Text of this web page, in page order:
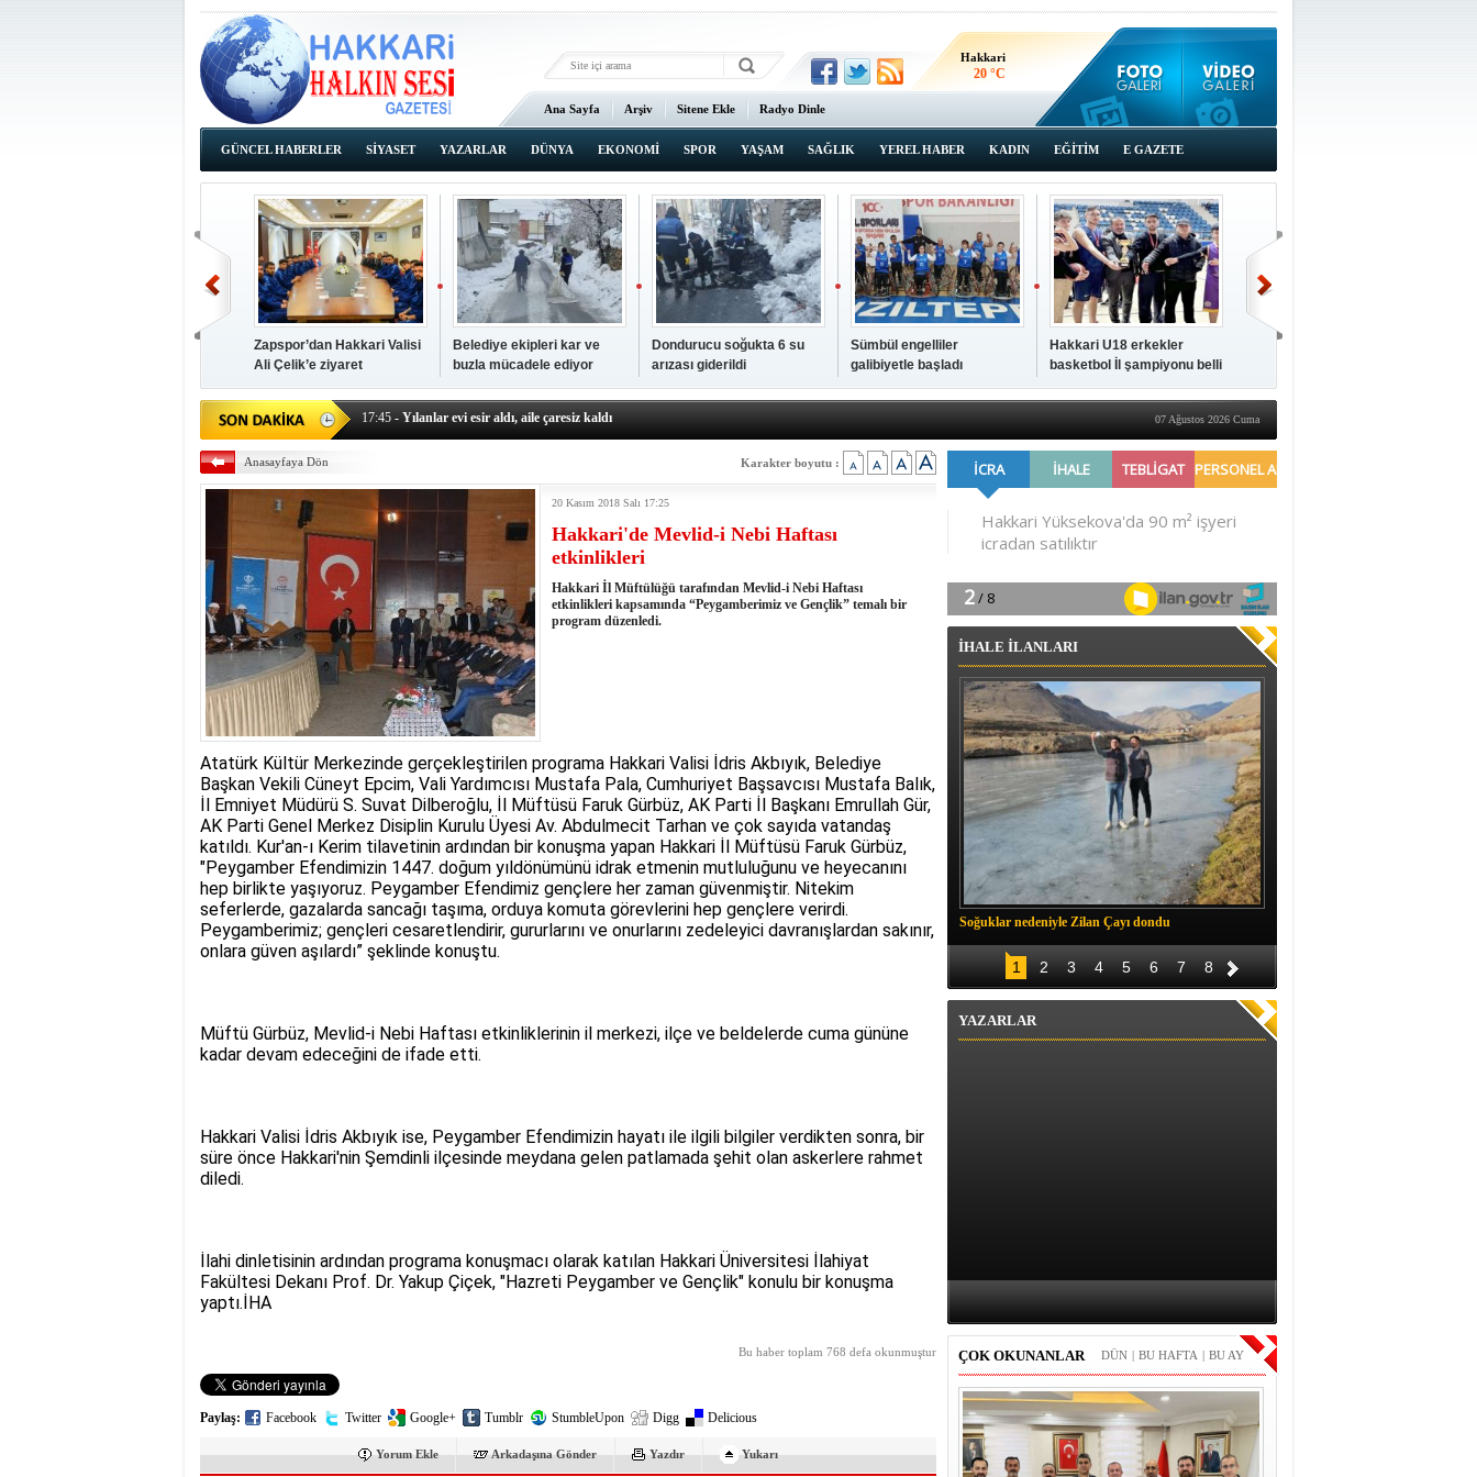
Hakkari
20 °C
Ana Sayfa Arşiv Sitene Ekle Radyo Dinle
GÜNCEL HABERLER SİYASET YAZARLAR DÜNYA EKONOMİ SPOR YAŞAM SAĞLIK YEREL HABER KADIN EĞİTİM E GAZETE
Zapspor’dan Hakkari Valisi
Ali Çelik’e ziyaret
Belediye ekipleri kar ve
buzla mücadele ediyor
Dondurucu soğukta 6 su
arızası giderildi
Sümbül engelliler
galibiyetle başladı
Hakkari U18 erkekler
basketbol İl şampiyonu belli
oldu
Toplantısı yapıldı
17:45 - Yılanlar evi esir aldı, aile çaresiz kaldı
17:43- Hakkari Cumhuriyet Başsavcısı Ufuk Turan görevine başladı
17:37- Başkan Büyüksu: Gençlerimiz için geleceğe yatırım yapıyoruz
17:35- Hakkari'ye Raftingde Çifte Gurur
17:32
- Dağcı Yüksel Işık'ın izini köylüler buldu
17:30
- Hayvanlar Şarbona karşı aşılanıyor
17:27- Hakkari'de yaz ortasında kış manzarası
19:22- Cennet-Cehennem Vadisi'nde tarihi güreş finali
19:19- CHP Hakkari ve 26 il başkanını görevden aldı
19:17 - Cennet Cehennem Vadisi'nde şampiyonluk mücadelesi start aldı
19:13- Bakan Yardımcısı Çelik, Aşiret Lideri Keskin'i ziyaret etti
19:10- Hakkari'de 503 kilogram Esrar ele geçirildi
19:08- Bakan Yardımcısı Ali Çelik Hakkari’de sevgi seli
07 Ağustos 2026 Cuma
Anasayfaya Dön Karakter boyutu :
20 Kasım 2018 Salı 17:25
Hakkari'de Mevlid-i Nebi Haftası
etkinlikleri
Hakkari İl Müftülüğü tarafından Mevlid-i Nebi Haftası
etkinlikleri kapsamında “Peygamberimiz ve Gençlik” temalı bir
program düzenledi.
Atatürk Kültür Merkezinde gerçekleştirilen programa Hakkari Valisi İdris Akbıyık, Belediye
Başkan Vekili Cüneyt Epcim, Vali Yardımcısı Mustafa Pala, Cumhuriyet Başsavcısı Mustafa Balık,
İl Emniyet Müdürü S. Suvat Dilberoğlu, İl Müftüsü Faruk Gürbüz, AK Parti İl Başkanı Emrullah Gür,
AK Parti Genel Merkez Disiplin Kurulu Üyesi Av. Abdulmecit Tarhan ve çok sayıda vatandaş
katıldı. Kur'an-ı Kerim tilavetinin ardından bir konuşma yapan Hakkari İl Müftüsü Faruk Gürbüz,
"Peygamber Efendimizin 1447. doğum yıldönümünü idrak etmenin mutluluğunu ve heyecanını
hep birlikte yaşıyoruz. Peygamber Efendimiz gençlere her zaman güvenmiştir. Nitekim
seferlerde, gazalarda sancağı taşıma, orduya komuta görevlerini hep gençlere verirdi.
Peygamberimiz; gençleri cesaretlendirir, gururlarını ve onurlarını zedeleyici davranışlardan sakınır,
onlara güven aşılardı” şeklinde konuştu.
Müftü Gürbüz, Mevlid-i Nebi Haftası etkinliklerinin il merkezi, ilçe ve beldelerde cuma gününe
kadar devam edeceğini de ifade etti.
Hakkari Valisi İdris Akbıyık ise, Peygamber Efendimizin hayatı ile ilgili bilgiler verdikten sonra, bir
süre önce Hakkari'nin Şemdinli ilçesinde meydana gelen patlamada şehit olan askerlere rahmet
diledi.
İlahi dinletisinin ardından programa konuşmacı olarak katılan Hakkari Üniversitesi İlahiyat
Fakültesi Dekanı Prof. Dr. Yakup Çiçek, "Hazreti Peygamber ve Gençlik" konulu bir konuşma
yaptı.İHA
Bu haber toplam 768 defa okunmuştur
Paylaş: Facebook Twitter Google+ Tumblr StumbleUpon Digg Delicious
Yorum Ekle Arkadaşına Gönder Yazdır Yukarı
İHALE İLANLARI
Soğuklar nedeniyle Zilan Çayı dondu
1 2 3 4 5 6 7 8
YAZARLAR
ÇOK OKUNANLAR BU AY
|
BU HAFTA
|
DÜN